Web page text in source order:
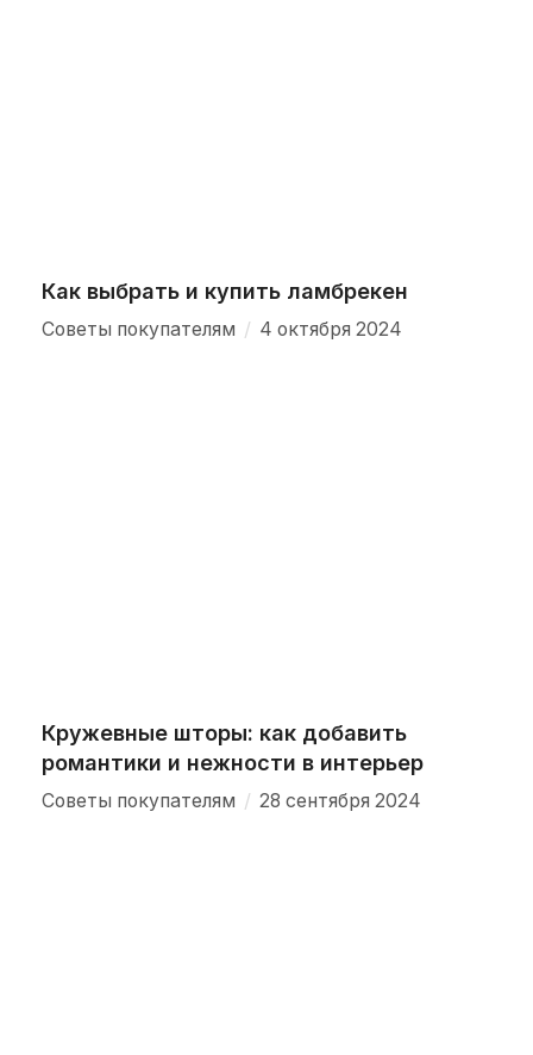
Как выбрать и купить ламбрекен
Советы покупателям / 4 октября 2024
Кружевные шторы: как добавить
романтики и нежности в интерьер
Советы покупателям / 28 сентября 2024